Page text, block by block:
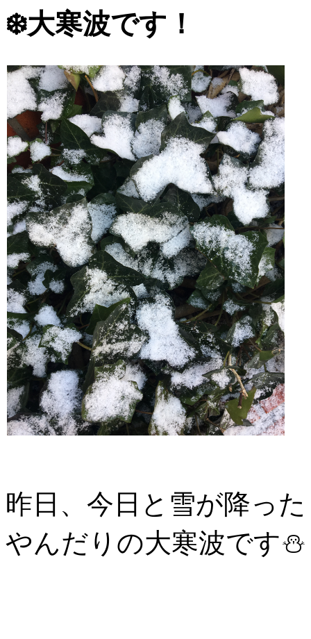
❄️大寒波です！
昨日、今日と雪が降っ
やんだりの大寒波です⛄️